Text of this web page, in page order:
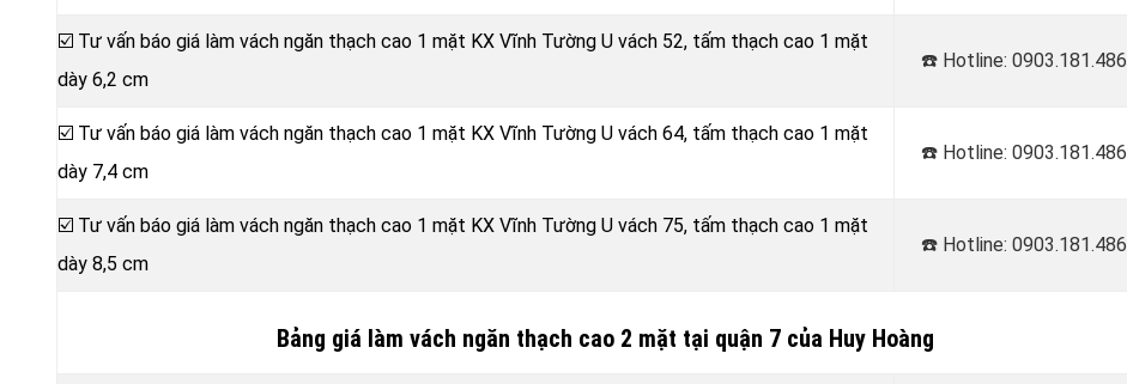
☑️ Tư vấn báo giá làm vách ngăn thạch cao 1 mặt KX Vĩnh Tường U vách 52, tấm thạch cao 1 mặt
dày 6,2 cm
☎️ Hotline: 0903.181.486
☑️ Tư vấn báo giá làm vách ngăn thạch cao 1 mặt KX Vĩnh Tường U vách 64, tấm thạch cao 1 mặt
dày 7,4 cm
☎️ Hotline: 0903.181.486
☑️ Tư vấn báo giá làm vách ngăn thạch cao 1 mặt KX Vĩnh Tường U vách 75, tấm thạch cao 1 mặt
dày 8,5 cm
☎️ Hotline: 0903.181.486
Bảng giá làm vách ngăn thạch cao 2 mặt tại quận 7 của Huy Hoàng